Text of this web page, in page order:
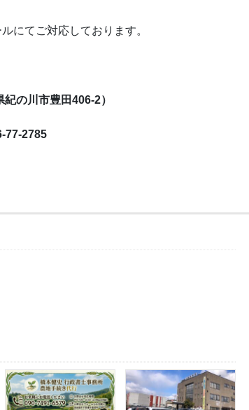
にてご対応しております。
す。
の川市豊田406-2）
2785